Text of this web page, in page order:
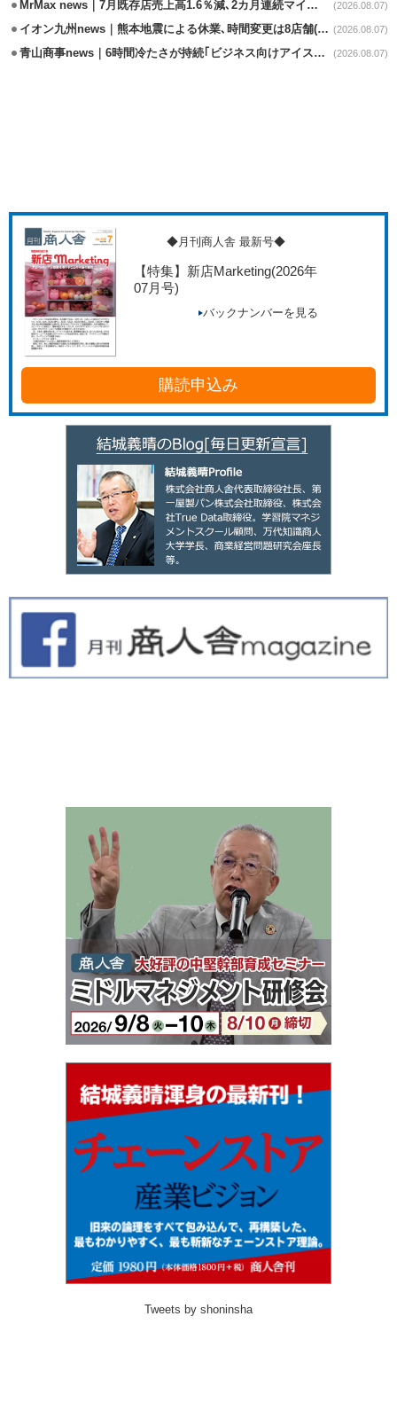
MrMax news｜7月既存店売上高1.6％減､2カ月連続マイナス (2026.08.07)
イオン九州news｜熊本地震による休業､時間変更は8店舗(8/7時点) (2026.08.07)
青山商事news｜6時間冷たさが持続｢ビジネス向けアイスベスト｣発売 (2026.08.07)
◆月刊商人舎 最新号◆
【特集】新店Marketing(2026年
07月号)
バックナンバーを見る
購読申込み
Tweets by shoninsha